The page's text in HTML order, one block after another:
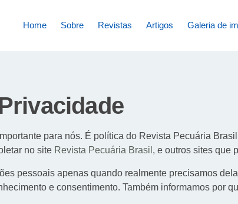
Home Sobre Revistas Artigos Galeria de
para nós. É política do Revista Pecuária
no site Revista Pecuária Brasil , e outros sites que
pessoais apenas quando realmente precisamos
e consentimento. Também informamos por